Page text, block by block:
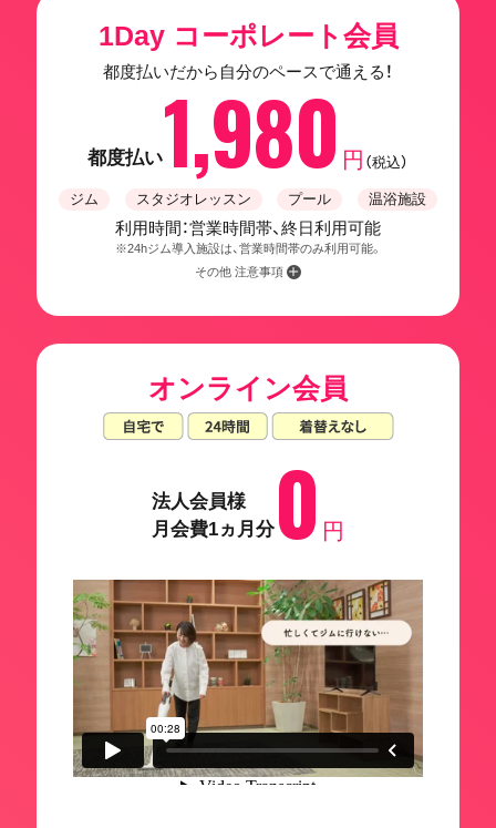
1Day コーポレート会員
都度払いだから自分のペースで通える！
都度払い1,980 円 （税込）
ジム スタジオレッスン プール 温浴施設
利用時間：営業時間帯、終日利用可能
※24hジム導入施設は、営業時間帯のみ利用可能。
その他 注意事項
オンライン会員
法人会員様
月会費1ヵ月分0 円